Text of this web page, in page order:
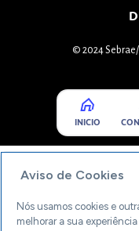
© 2024
INICIO
Aviso de Cookies
Nós usamos cookies e
melhorar a sua